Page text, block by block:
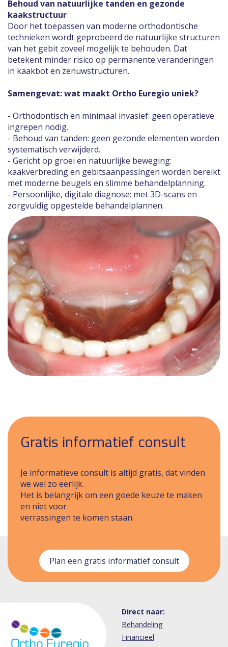
Behoud van natuurlijke tanden en gezonde
kaakstructuur
Door het toepassen van moderne orthodontische
technieken wordt geprobeerd de natuurlijke structuren
van het gebit zoveel mogelijk te behouden. Dat
betekent minder risico op permanente veranderingen
in kaakbot en zenuwstructuren.
Samengevat: wat maakt Ortho Euregio uniek?
- Orthodontisch en minimaal invasief: geen operatieve
ingrepen nodig.
- Behoud van tanden: geen gezonde elementen worden
systematisch verwijderd.
- Gericht op groei en natuurlijke beweging:
kaakverbreding en gebitsaanpassingen worden bereikt
met moderne beugels en slimme behandelplanning.
- Persoonlijke, digitale diagnose: met 3D-scans en
zorgvuldig opgestelde behandelplannen.
Gratis informatief consult
Je informatieve consult is altijd gratis, dat vinden
we wel zo eerlijk.
Het is belangrijk om een goede keuze te maken
en niet voor
verrassingen te komen staan.
Plan een gratis informatief consult
Direct naar:
Behandeling
Financieel